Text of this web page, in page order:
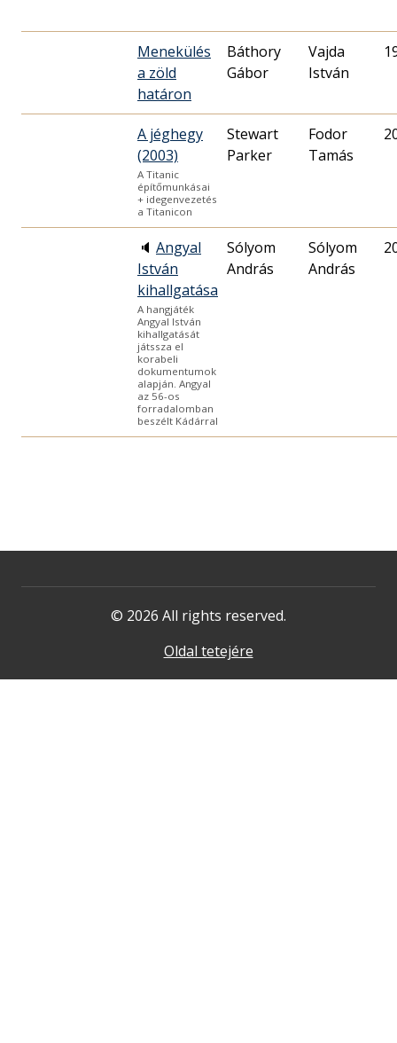
Menekülés
a zöld
határon
Báthory
Gábor
Vajda
István
A jéghegy
(2003)
A Titanic
építőmunkásai
+ idegenvezetés
a Titanicon
Stewart
Parker
Fodor
Tamás
🔈 Angyal
István
kihallgatása
A hangjáték
Angyal István
kihallgatását
játssza el
korabeli
dokumentumok
alapján. Angyal
az 56-os
forradalomban
beszélt Kádárral
Sólyom
András
Sólyom
András
© 2026 All rights reserved.
Oldal tetejére